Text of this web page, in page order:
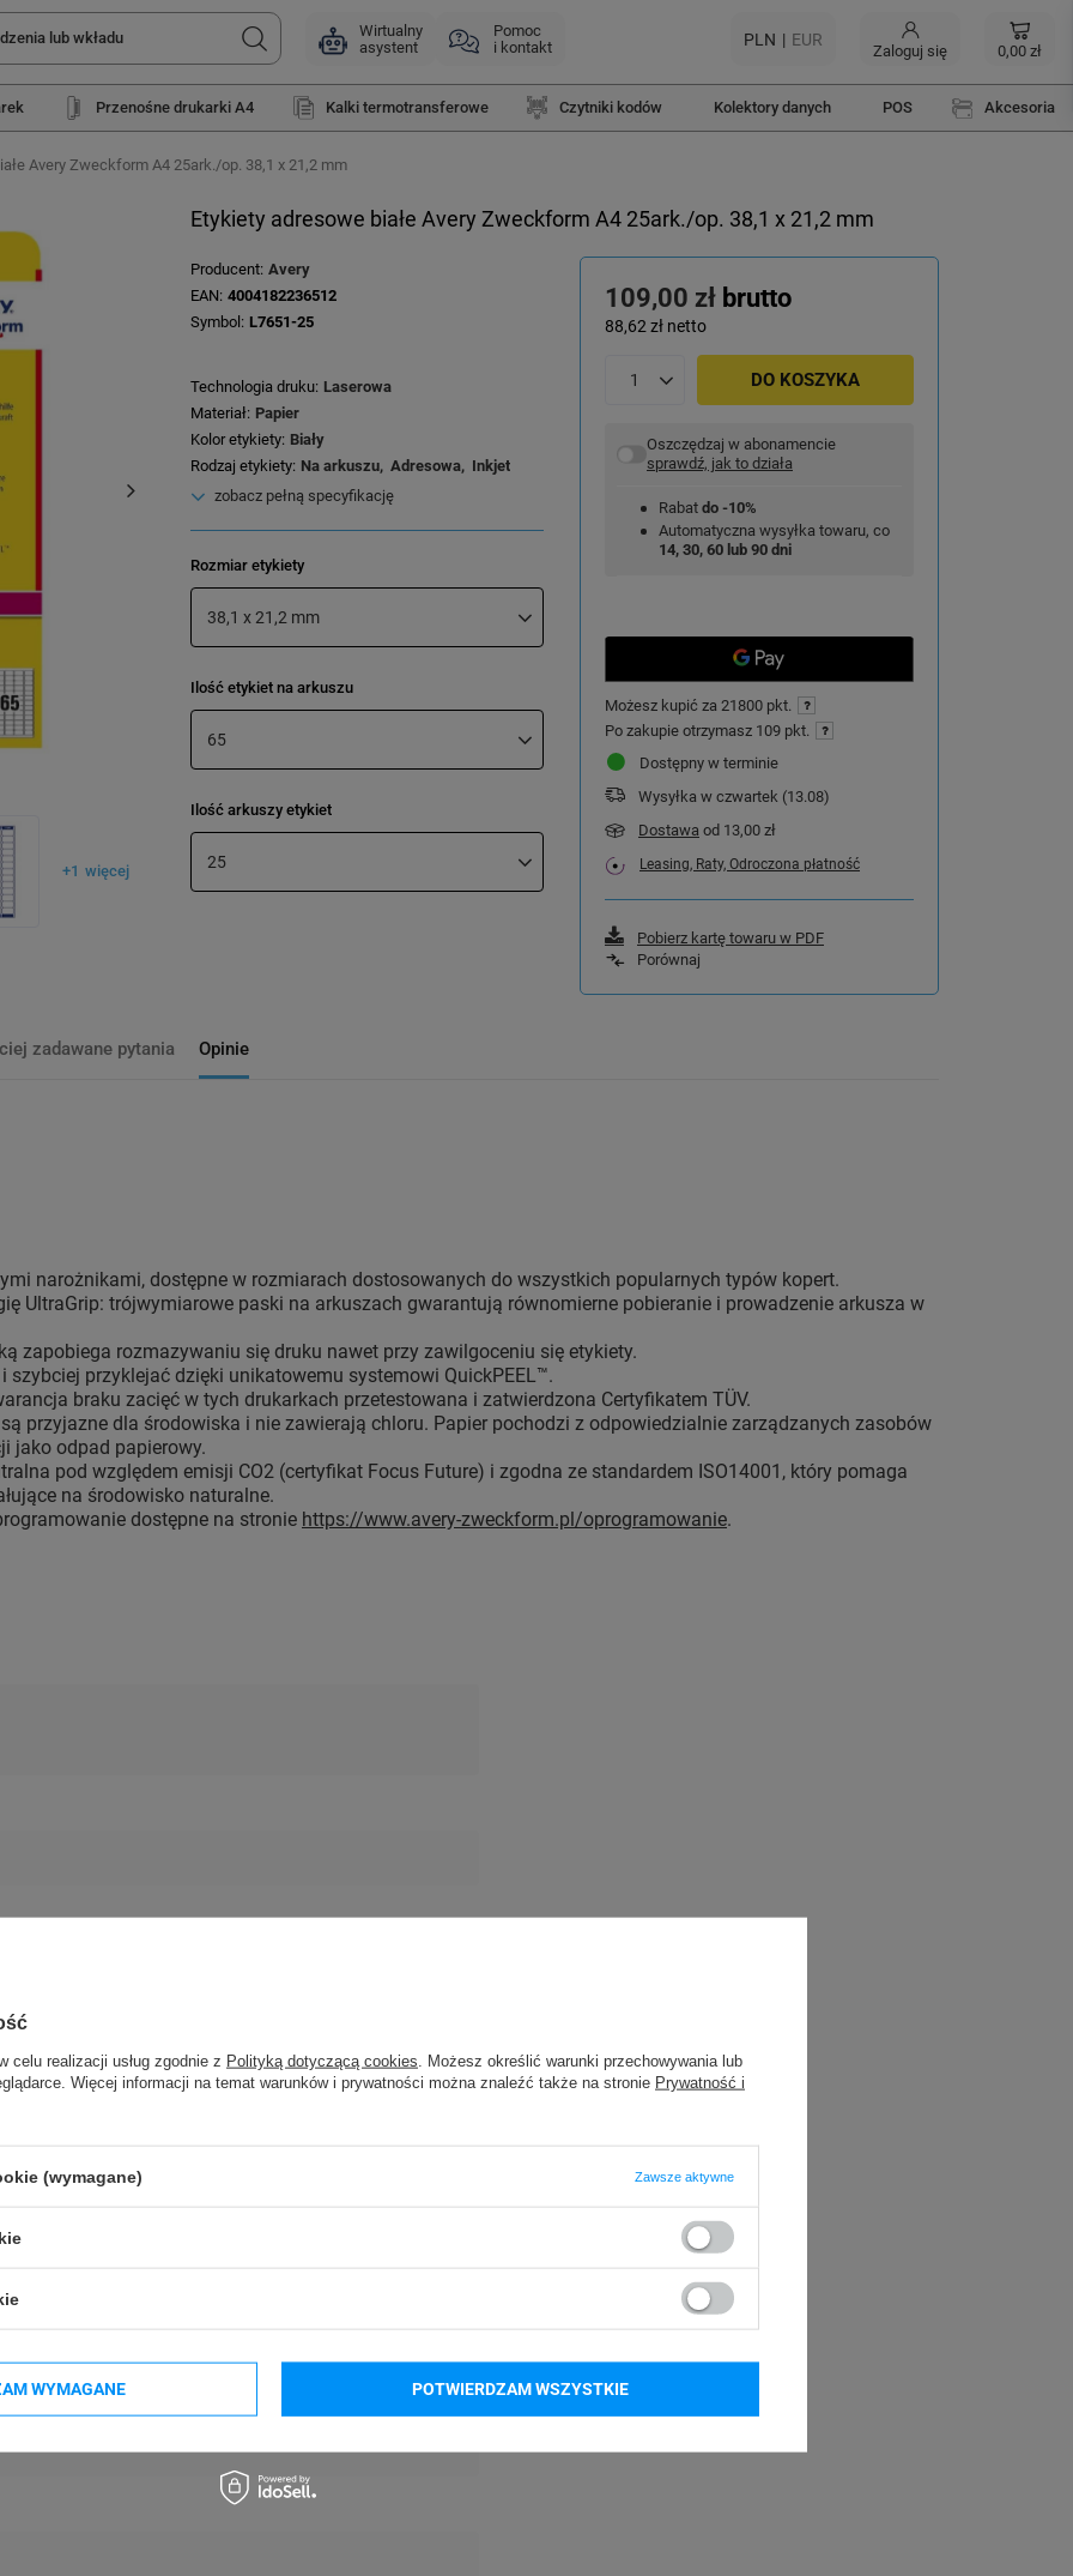
Wirtualny
asystent
Pomoc
i kontakt
PLN EUR
Zaloguj się 0,00 zł
Przenośne drukarki A4 Kalki termotransferowe Czytniki kodów Kolektory danych POS Akcesoria
Avery Zweckform A4 25ark./op. 38,1 x 21,2 mm
+1 więcej
Etykiety adresowe białe Avery Zweckform A4 25ark./op. 38,1 x 21,2 mm
109,00 zł brutto
88,62 zł netto
DO KOSZYKA
Oszczędzaj w abonamencie
sprawdź, jak to działa
Rabat do -10%
Automatyczna wysyłka towaru, co
14, 30, 60 lub 90 dni
Możesz kupić za 21800 pkt.
Po zakupie otrzymasz 109 pkt.
Dostępny w terminie
Wysyłka w czwartek (13.08)
Dostawa od 13,00 zł
Leasing, Raty, Odroczona płatność
Pobierz kartę towaru w PDF
Porównaj
Producent Avery
EAN 4004182236512
Symbol
L7651-25
Technologia druku Laserowa
Materiał Papier
Kolor etykiety Biały
Rodzaj etykiety Na arkuszu Adresowa
Inkjet
zobacz pełną specyfikację
Rozmiar etykiety
38,1 x 21,2 mm
Ilość etykiet na arkuszu
65
Ilość arkuszy etykiet
25
zadawane pytania Opinie
narożnikami, dostępne w rozmiarach dostosowanych do wszystkich popularnych typów kopert.
UltraGrip: trójwymiarowe paski na arkuszach gwarantują równomierne pobieranie i prowadzenie arkusza w
zapobiega rozmazywaniu się druku nawet przy zawilgoceniu się etykiety.
szybciej przyklejać dzięki unikatowemu systemowi QuickPEEL™.
braku zacięć w tych drukarkach przetestowana i zatwierdzona Certyfikatem TÜV.
przyjazne dla środowiska i nie zawierają chloru. Papier pochodzi z odpowiedzialnie zarządzanych zasobów
jako odpad papierowy.
pod względem emisji CO2 (certyfikat Focus Future) i zgodna ze standardem ISO14001, który pomaga
na środowisko naturalne.
dostępne na stronie https://www.avery-zweckform.pl/oprogramowanie.
celu realizacji usług zgodnie z Polityką dotyczącą cookies . Możesz określić warunki przechowywania lub
Więcej informacji na temat warunków i prywatności można znaleźć także na stronie Prywatność i
(wymagane) Zawsze aktywne
WYMAGANE POTWIERDZAM WSZYSTKIE